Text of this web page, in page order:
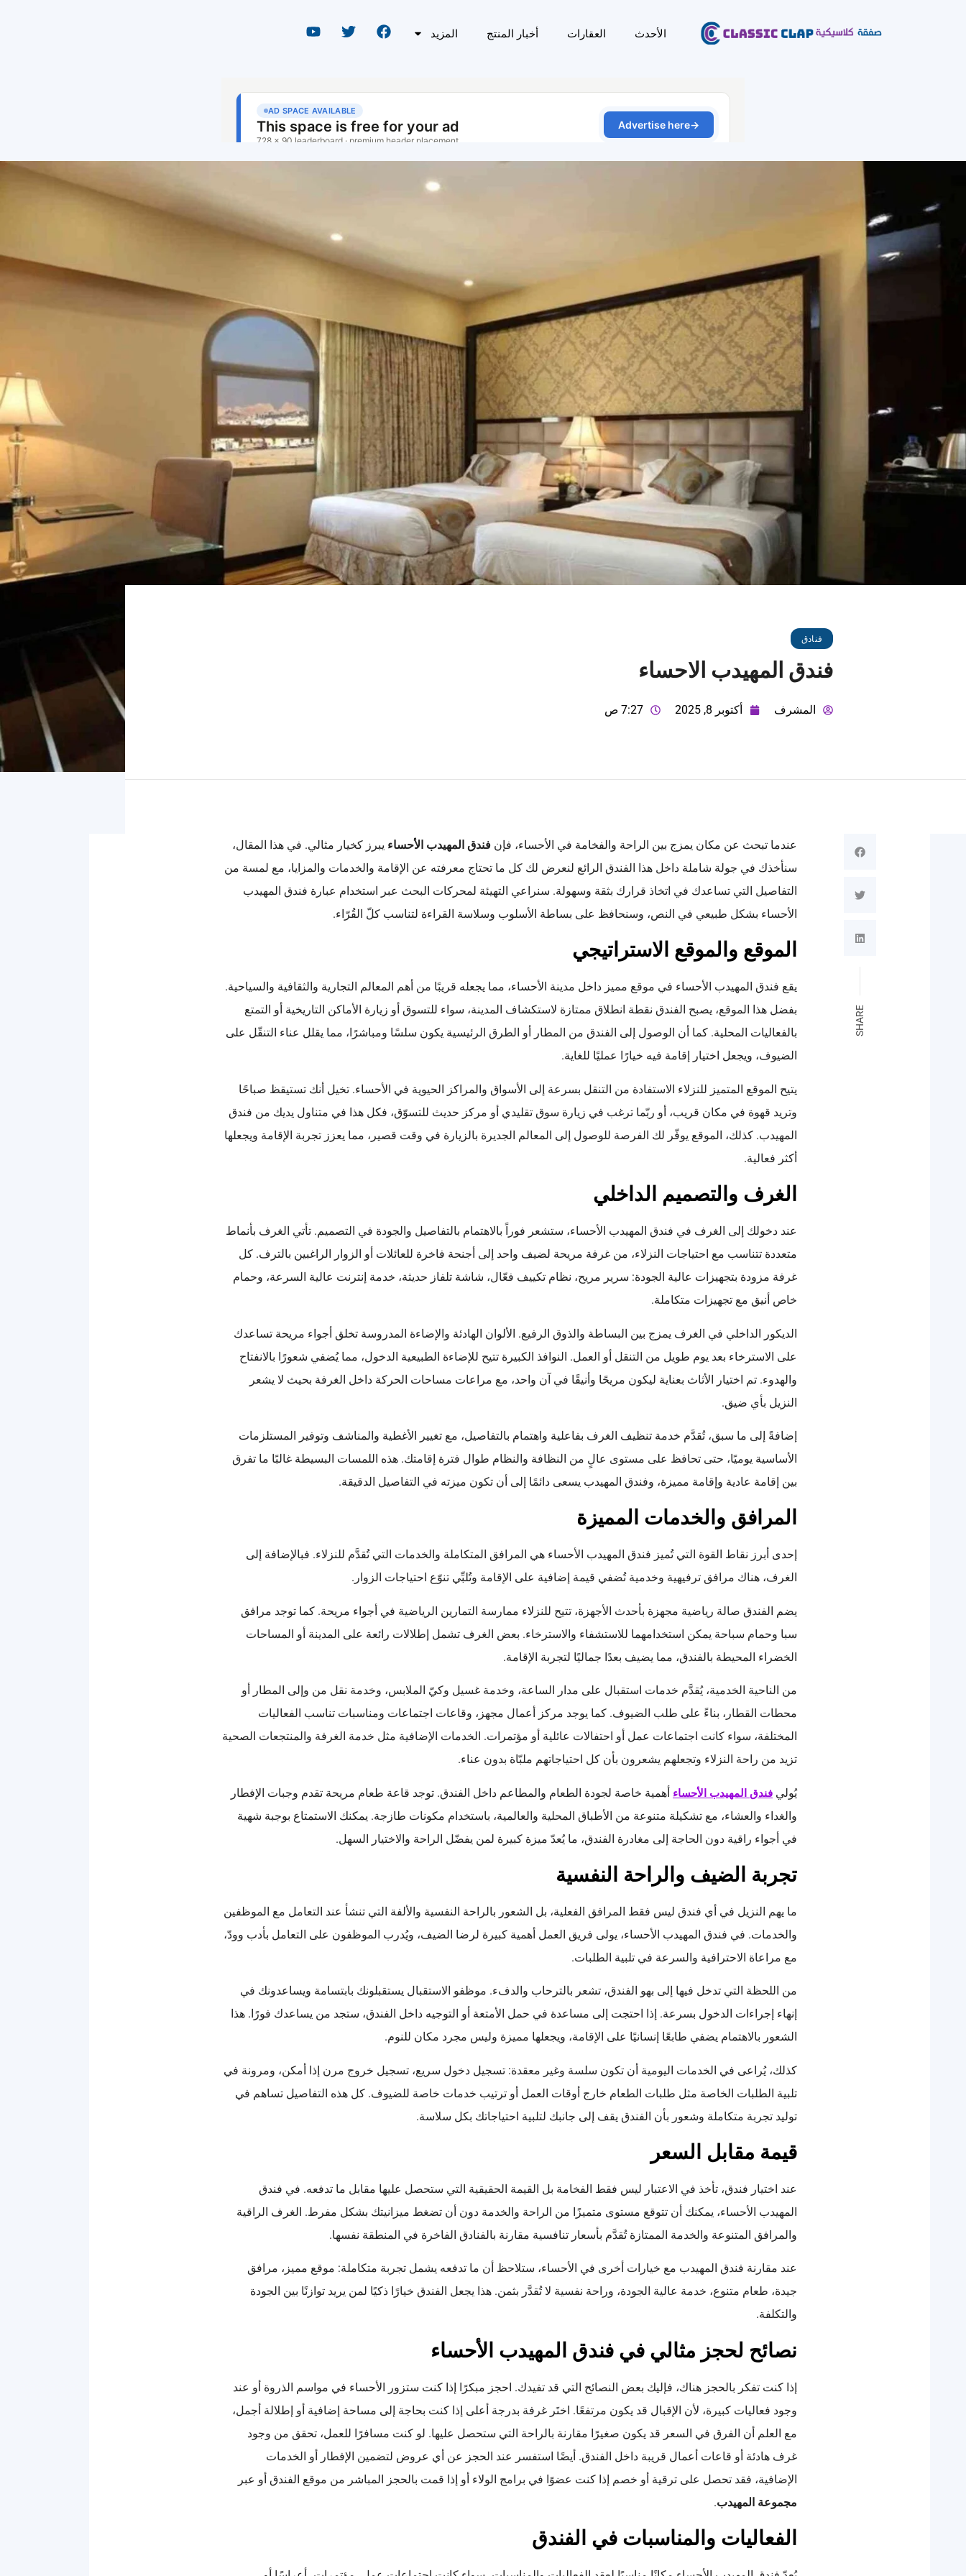
الأحدث العقارات أخبار المنتج المزيد
فنادق
فندق المهيدب الاحساء
المشرف أكتوبر 8, 2025 7:27 ص
SHARE
عندما تبحث عن مكان يمزج بين الراحة والفخامة في الأحساء، فإن فندق المهيدب الأحساء يبرز كخيار مثالي. في هذا المقال،
سنأخذك في جولة شاملة داخل هذا الفندق الرائع لنعرض لك كل ما تحتاج معرفته عن الإقامة والخدمات والمزايا، مع لمسة من
التفاصيل التي تساعدك في اتخاذ قرارك بثقة وسهولة. سنراعي التهيئة لمحركات البحث عبر استخدام عبارة فندق المهيدب
الأحساء بشكل طبيعي في النص، وسنحافظ على بساطة الأسلوب وسلاسة القراءة لتناسب كلّ القُرّاء.
الموقع والموقع الاستراتيجي
يقع فندق المهيدب الأحساء في موقع مميز داخل مدينة الأحساء، مما يجعله قريبًا من أهم المعالم التجارية والثقافية والسياحية.
بفضل هذا الموقع، يصبح الفندق نقطة انطلاق ممتازة لاستكشاف المدينة، سواء للتسوق أو زيارة الأماكن التاريخية أو التمتع
بالفعاليات المحلية. كما أن الوصول إلى الفندق من المطار أو الطرق الرئيسية يكون سلسًا ومباشرًا، مما يقلل عناء التنقّل على
الضيوف، ويجعل اختيار إقامة فيه خيارًا عمليًا للغاية.
يتيح الموقع المتميز للنزلاء الاستفادة من التنقل بسرعة إلى الأسواق والمراكز الحيوية في الأحساء. تخيل أنك تستيقظ صباحًا
وتريد قهوة في مكان قريب، أو ربّما ترغب في زيارة سوق تقليدي أو مركز حديث للتسوّق، فكل هذا في متناول يديك من فندق
المهيدب. كذلك، الموقع يوفّر لك الفرصة للوصول إلى المعالم الجديرة بالزيارة في وقت قصير، مما يعزز تجربة الإقامة ويجعلها
أكثر فعالية.
الغرف والتصميم الداخلي
عند دخولك إلى الغرف في فندق المهيدب الأحساء، ستشعر فوراً بالاهتمام بالتفاصيل والجودة في التصميم. تأتي الغرف بأنماط
متعددة تتناسب مع احتياجات النزلاء، من غرفة مريحة لضيف واحد إلى أجنحة فاخرة للعائلات أو الزوار الراغبين بالترف. كل
غرفة مزودة بتجهيزات عالية الجودة: سرير مريح، نظام تكييف فعّال، شاشة تلفاز حديثة، خدمة إنترنت عالية السرعة، وحمام
خاص أنيق مع تجهيزات متكاملة.
الديكور الداخلي في الغرف يمزج بين البساطة والذوق الرفيع. الألوان الهادئة والإضاءة المدروسة تخلق أجواء مريحة تساعدك
على الاسترخاء بعد يوم طويل من التنقل أو العمل. النوافذ الكبيرة تتيح للإضاءة الطبيعية الدخول، مما يُضفي شعورًا بالانفتاح
والهدوء. تم اختيار الأثاث بعناية ليكون مريحًا وأنيقًا في آن واحد، مع مراعات مساحات الحركة داخل الغرفة بحيث لا يشعر
النزيل بأي ضيق.
إضافةً إلى ما سبق، تُقدَّم خدمة تنظيف الغرف بفاعلية واهتمام بالتفاصيل، مع تغيير الأغطية والمناشف وتوفير المستلزمات
الأساسية يوميًا، حتى تحافظ على مستوى عالٍ من النظافة والنظام طوال فترة إقامتك. هذه اللمسات البسيطة غالبًا ما تفرق
بين إقامة عادية وإقامة مميزة، وفندق المهيدب يسعى دائمًا إلى أن تكون ميزته في التفاصيل الدقيقة.
المرافق والخدمات المميزة
إحدى أبرز نقاط القوة التي تُميز فندق المهيدب الأحساء هي المرافق المتكاملة والخدمات التي تُقدَّم للنزلاء. فبالإضافة إلى
الغرف، هناك مرافق ترفيهية وخدمية تُضفي قيمة إضافية على الإقامة وتُلبِّي تنوّع احتياجات الزوار.
يضم الفندق صالة رياضية مجهزة بأحدث الأجهزة، تتيح للنزلاء ممارسة التمارين الرياضية في أجواء مريحة. كما توجد مرافق
سبا وحمام سباحة يمكن استخدامهما للاستشفاء والاسترخاء. بعض الغرف تشمل إطلالات رائعة على المدينة أو المساحات
الخضراء المحيطة بالفندق، مما يضيف بعدًا جماليًا لتجربة الإقامة.
من الناحية الخدمية، يُقدَّم خدمات استقبال على مدار الساعة، وخدمة غسيل وكيّ الملابس، وخدمة نقل من وإلى المطار أو
محطات القطار، بناءً على طلب الضيوف. كما يوجد مركز أعمال مجهز، وقاعات اجتماعات ومناسبات تناسب الفعاليات
المختلفة، سواء كانت اجتماعات عمل أو احتفالات عائلية أو مؤتمرات. الخدمات الإضافية مثل خدمة الغرفة والمنتجعات الصحية
تزيد من راحة النزلاء وتجعلهم يشعرون بأن كل احتياجاتهم ملبّاة بدون عناء.
يُولي فندق المهيدب الأحساء أهمية خاصة لجودة الطعام والمطاعم داخل الفندق. توجد قاعة طعام مريحة تقدم وجبات الإفطار
والغداء والعشاء، مع تشكيلة متنوعة من الأطباق المحلية والعالمية، باستخدام مكونات طازجة. يمكنك الاستمتاع بوجبة شهية
في أجواء راقية دون الحاجة إلى مغادرة الفندق، ما يُعدّ ميزة كبيرة لمن يفضّل الراحة والاختيار السهل.
تجربة الضيف والراحة النفسية
ما يهم النزيل في أي فندق ليس فقط المرافق الفعلية، بل الشعور بالراحة النفسية والألفة التي تنشأ عند التعامل مع الموظفين
والخدمات. في فندق المهيدب الأحساء، يولى فريق العمل أهمية كبيرة لرضا الضيف، ويُدرب الموظفون على التعامل بأدب وودّ،
مع مراعاة الاحترافية والسرعة في تلبية الطلبات.
من اللحظة التي تدخل فيها إلى بهو الفندق، تشعر بالترحاب والدفء. موظفو الاستقبال يستقبلونك بابتسامة ويساعدونك في
إنهاء إجراءات الدخول بسرعة. إذا احتجت إلى مساعدة في حمل الأمتعة أو التوجيه داخل الفندق، ستجد من يساعدك فورًا. هذا
الشعور بالاهتمام يضفي طابعًا إنسانيًا على الإقامة، ويجعلها مميزة وليس مجرد مكان للنوم.
كذلك، يُراعى في الخدمات اليومية أن تكون سلسة وغير معقدة: تسجيل دخول سريع، تسجيل خروج مرن إذا أمكن، ومرونة في
تلبية الطلبات الخاصة مثل طلبات الطعام خارج أوقات العمل أو ترتيب خدمات خاصة للضيوف. كل هذه التفاصيل تساهم في
توليد تجربة متكاملة وشعور بأن الفندق يقف إلى جانبك لتلبية احتياجاتك بكل سلاسة.
قيمة مقابل السعر
عند اختيار فندق، تأخذ في الاعتبار ليس فقط الفخامة بل القيمة الحقيقية التي ستحصل عليها مقابل ما تدفعه. في فندق
المهيدب الأحساء، يمكنك أن تتوقع مستوى متميزًا من الراحة والخدمة دون أن تضغط ميزانيتك بشكل مفرط. الغرف الراقية
والمرافق المتنوعة والخدمة الممتازة تُقدَّم بأسعار تنافسية مقارنة بالفنادق الفاخرة في المنطقة نفسها.
عند مقارنة فندق المهيدب مع خيارات أخرى في الأحساء، ستلاحظ أن ما تدفعه يشمل تجربة متكاملة: موقع مميز، مرافق
جيدة، طعام متنوع، خدمة عالية الجودة، وراحة نفسية لا تُقدَّر بثمن. هذا يجعل الفندق خيارًا ذكيًا لمن يريد توازنًا بين الجودة
والتكلفة.
نصائح لحجز مثالي في فندق المهيدب الأحساء
إذا كنت تفكر بالحجز هناك، فإليك بعض النصائح التي قد تفيدك. احجز مبكرًا إذا كنت ستزور الأحساء في مواسم الذروة أو عند
وجود فعاليات كبيرة، لأن الإقبال قد يكون مرتفعًا. اختَر غرفة بدرجة أعلى إذا كنت بحاجة إلى مساحة إضافية أو إطلالة أجمل،
مع العلم أن الفرق في السعر قد يكون صغيرًا مقارنة بالراحة التي ستحصل عليها. لو كنت مسافرًا للعمل، تحقق من وجود
غرف هادئة أو قاعات أعمال قريبة داخل الفندق. أيضًا استفسر عند الحجز عن أي عروض لتضمين الإفطار أو الخدمات
الإضافية، فقد تحصل على ترقية أو خصم إذا كنت عضوًا في برامج الولاء أو إذا قمت بالحجز المباشر من موقع الفندق أو عبر
مجموعة المهيدب.
الفعاليات والمناسبات في الفندق